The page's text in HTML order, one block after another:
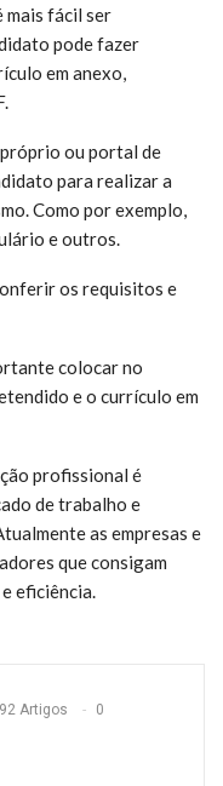
mais fácil ser
pode fazer
em anexo,
ou portal de
para realizar a
Como por exemplo,
e outros.
os requisitos e
colocar no
e o currículo em
profissional é
de trabalho e
as empresas e
que consigam
eficiência.
Artigos 0